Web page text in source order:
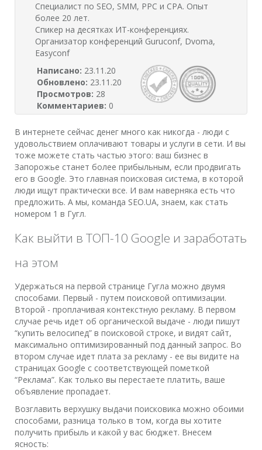
Специалист по SEO, SMM, PPC и CPA. Опыт
более 20 лет.
Спикер на десятках ИТ-конференциях.
Организатор конференций Guruconf, Dvoma,
Easyconf
Написано: 23.11.20
Обновлено: 23.11.20
Просмотров: 28
Комментариев: 0
В интернете сейчас денег много как никогда - люди с
удовольствием оплачивают товары и услуги в сети. И вы
тоже можете стать частью этого: ваш бизнес в
Запорожье станет более прибыльным, если продвигать
его в Google. Это главная поисковая система, в которой
люди ищут практически все. И вам наверняка есть что
предложить. А мы, команда SEO.UA, знаем, как стать
номером 1 в Гугл.
Как выйти в ТОП-10 Google и заработать
на этом
Удержаться на первой странице Гугла можно двумя
способами. Первый - путем поисковой оптимизации.
Второй - проплачивая контекстную рекламу. В первом
случае речь идет об органической выдаче - люди пишут
“купить велосипед” в поисковой строке, и видят сайт,
максимально оптимизированный под данный запрос. Во
втором случае идет плата за рекламу - ее вы видите на
страницах Google с соответствующей пометкой
“Реклама”. Как только вы перестаете платить, ваше
объявление пропадает.
Возглавить верхушку выдачи поисковика можно обоими
способами, разница только в том, когда вы хотите
получить прибыль и какой у вас бюджет. Внесем
ясность: